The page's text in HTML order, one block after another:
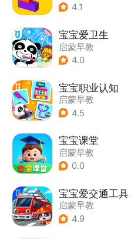
4.1
宝宝爱卫生
启蒙早教
4.0
宝宝职业认知
启蒙早教
4.5
宝宝课堂
启蒙早教
0.0
宝宝爱交通工具
启蒙早教
4.9